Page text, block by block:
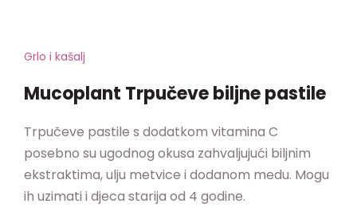
Grlo i kašalj
Mucoplant Trpučeve biljne pastile
Trpučeve pastile s dodatkom vitamina C
posebno su ugodnog okusa zahvaljujući biljnim
ekstraktima, ulju metvice i dodanom medu. Mogu
ih uzimati i djeca starija od 4 godine.